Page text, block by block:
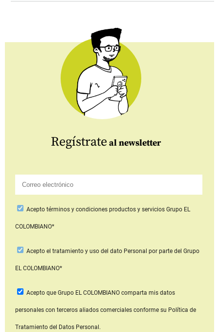
Regístrate al newsletter
Aceptotérminos y condiciones productos y serviciosGrupo EL
COLOMBIANO*
Acepto el tratamiento y uso del dato Personal por parte del Grupo
EL COLOMBIANO*
Acepto que Grupo EL COLOMBIANOcomparta mis datos
personales con terceros aliados comerciales conforme su Política de
Tratamiento del Datos Personal.